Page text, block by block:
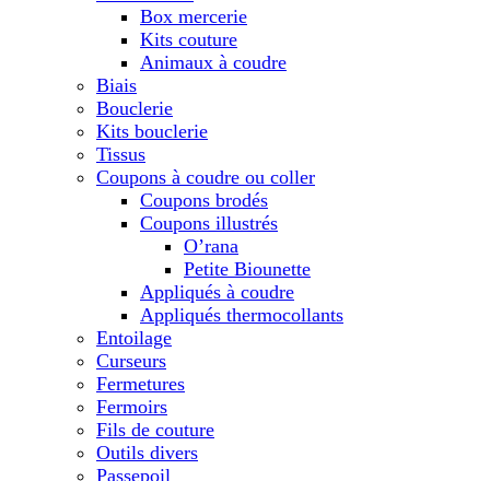
Box mercerie
Kits couture
Animaux à coudre
Biais
Bouclerie
Kits bouclerie
Tissus
Coupons à coudre ou coller
Coupons brodés
Coupons illustrés
O’rana
Petite Biounette
Appliqués à coudre
Appliqués thermocollants
Entoilage
Curseurs
Fermetures
Fermoirs
Fils de couture
Outils divers
Passepoil